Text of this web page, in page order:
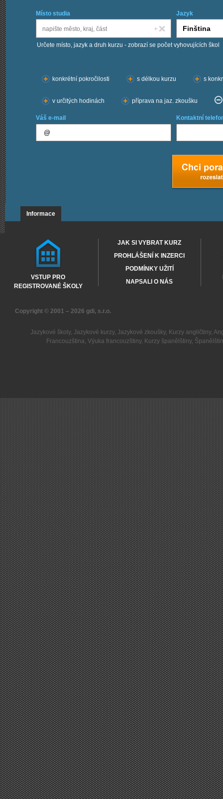
Místo studia Jazyk
Určete místo, jazyk a druh kurzu - zobrazí se počet vyhovujících škol
konkrétní pokročilosti
s délkou kurzu s
v určitých hodinách příprava na jaz. zkoušku
Váš e-mail Kontaktní
Informace
VSTUP PRO
REGISTROVANÉ ŠKOLY
JAK SI VYBRAT KURZ
PROHLÁŠENÍ K INZERCI
PODMÍNKY UŽITÍ
NAPSALI O NÁS
Copyright © 2001 – 2026 gdi, s.r.o.
Jazykové školy, Jazykové kurzy, Jazykové zkoušky, Kurzy angličtiny,
Francouzština,Výuka francouzštiny, Kurzy španělštiny,